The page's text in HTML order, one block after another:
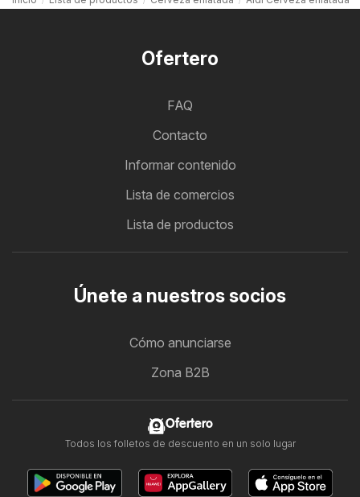
Ofertero
FAQ
Contacto
Informar contenido
Lista de comercios
Lista de productos
Únete a nuestros socios
Cómo anunciarse
Zona B2B
Ofertero
Todos los folletos de descuento en un solo lugar